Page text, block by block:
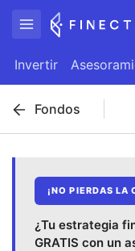
Invertir
Fondos
¡NO PIERDAS LA
¿Tu estrategia
GRATIS con un